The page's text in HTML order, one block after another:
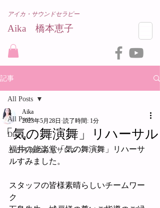
Aika 橋本恵子​
アイカ・サウンドセラピー
記事
All Posts
Diary
こころねのみちサロン
All Posts
「気の舞演舞」リハーサル
Aika
2023年5月28日 読了時間: 1分
福井の能楽堂「気の舞演舞」リハーサ
ルすみました。
スタッフの皆様素晴らしいチームワー
ク